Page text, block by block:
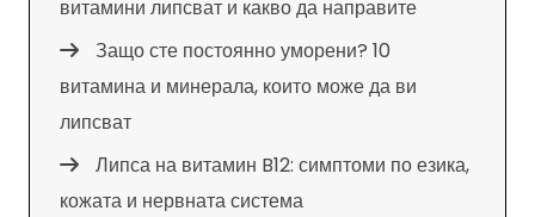
витамини липсват и какво да направите
Защо сте постоянно уморени? 10
витамина и минерала, които може да ви
липсват
Липса на витамин B12: симптоми по езика,
кожата и нервната система